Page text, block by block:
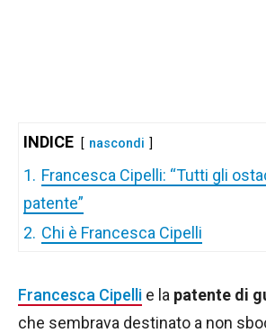
INDICE nascondi
1. Francesca Cipelli: “Tutti gli
patente”
2. Chi è Francesca Cipelli
Francesca Cipelli e la patente di
che sembrava destinato a non